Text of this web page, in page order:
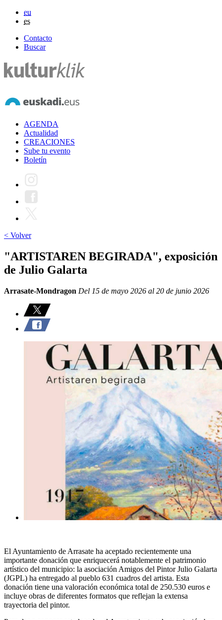
eu
es
Contacto
Buscar
AGENDA
Actualidad
CREACIONES
Sube tu evento
Boletín
< Volver
"ARTISTAREN BEGIRADA", exposición
de Julio Galarta
Arrasate-Mondragon Del 15 de mayo 2026 al 20 de junio 2026
El Ayuntamiento de Arrasate ha aceptado recientemente una
importante donación que enriquecerá notablemente el patrimonio
artístico del municipio: la asociación Amigos del Pintor Julio Galarta
(JGPL) ha entregado al pueblo 631 cuadros del artista. Esta
donación tiene una valoración económica total de 250.530 euros e
incluye obras de diferentes formatos que reflejan la extensa
trayectoria del pintor.